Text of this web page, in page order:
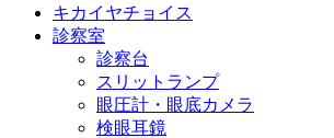
キカイヤチョイス
診察室
診察台
スリットランプ
眼圧計・眼底カメラ
検眼耳鏡